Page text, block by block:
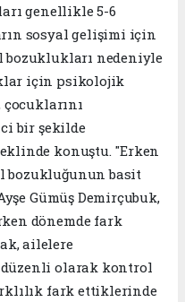
genellikle 5-6
sosyal gelişimi için
bozuklukları nedeniyle
için psikolojik
bir şekilde
konuştu. "Erken
bozukluğunun basit
Gümüş Demirçubuk,
dönemde fark
ailelere
düzenli olarak kontrol
fark ettiklerinde